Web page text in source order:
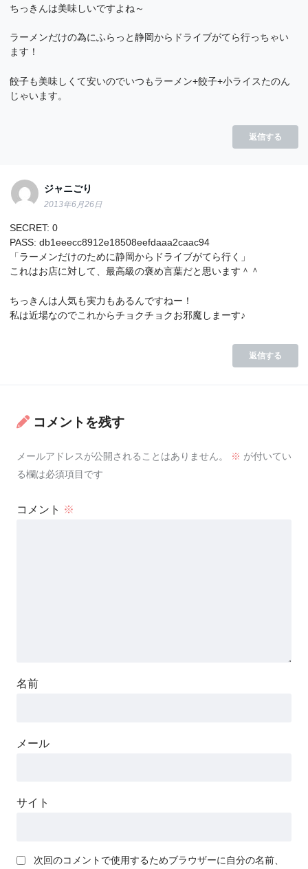
ちっきんは美味しいですよね～
ラーメンだけの為にふらっと静岡からドライブがてら行っちゃい
ます！
餃子も美味しくて安いのでいつもラーメン+餃子+小ライスたのん
じゃいます。
返信する
ジャニごり
2013年6月26日
SECRET: 0
PASS: db1eeecc8912e18508eefdaaa2caac94
「ラーメンだけのために静岡からドライブがてら行く」
これはお店に対して、最高級の褒め言葉だと思います＾＾
ちっきんは人気も実力もあるんですねー！
私は近場なのでこれからチョクチョクお邪魔しまーす♪
返信する
コメントを残す
メールアドレスが公開されることはありません。 ※ が付いてい
る欄は必須項目です
コメント ※
名前
メール
サイト
次回のコメントで使用するためブラウザーに自分の名前、